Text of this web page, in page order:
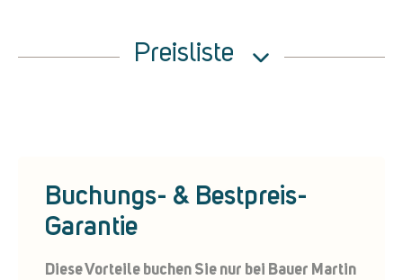
Preisliste
Buchungs- & Bestpreis-
Garantie
Diese Vorteile buchen Sie nur bei Bauer Martin